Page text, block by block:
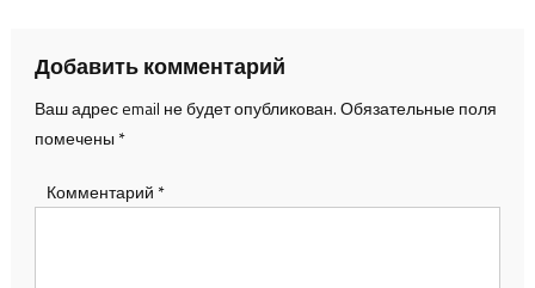
Добавить комментарий
Ваш адрес email не будет опубликован.Обязательные поля
помечены *
Комментарий *